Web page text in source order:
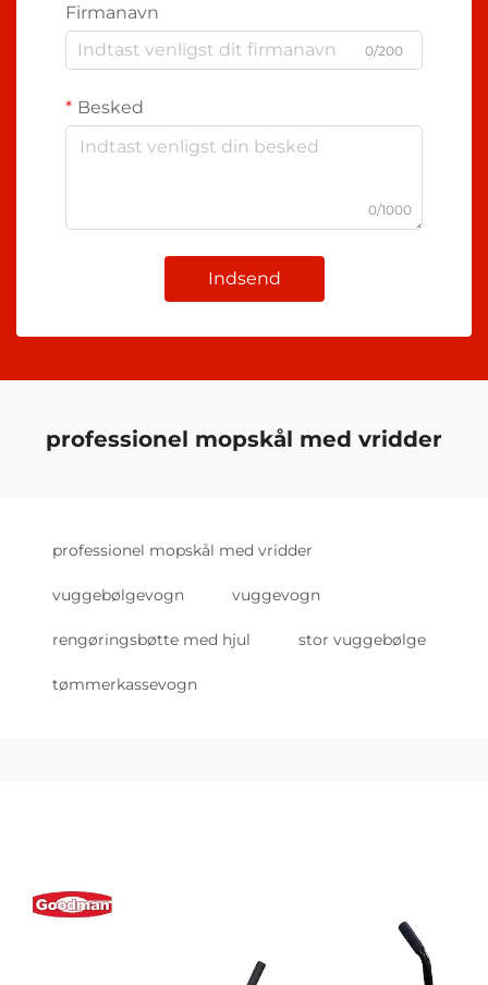
Firmanavn
0/200
Besked
0/1000
Indsend
professionel mopskål med vridder
professionel mopskål med vridder
vuggebølgevogn vuggevogn
rengøringsbøtte med hjul stor vuggebølge
tømmerkassevogn